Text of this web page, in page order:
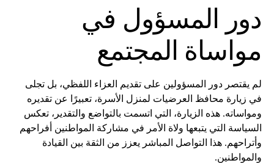
دور المسؤول في
مواساة المجتمع
لم يقتصر دور المسؤولين على تقديم العزاء اللفظي، بل تجلى
في زيارة محافظ العرضيات لمنزل الأسرة، تعبيرًا عن تقديره
ومواساته. هذه الزيارة، التي اتسمت بالتواضع والتقدير، تعكس
السياسة التي يتبعها ولاة الأمر في مشاركة المواطنين أفراحهم
وأتراحهم. هذا التواصل المباشر يعزز من الثقة بين القيادة
والمواطنين.